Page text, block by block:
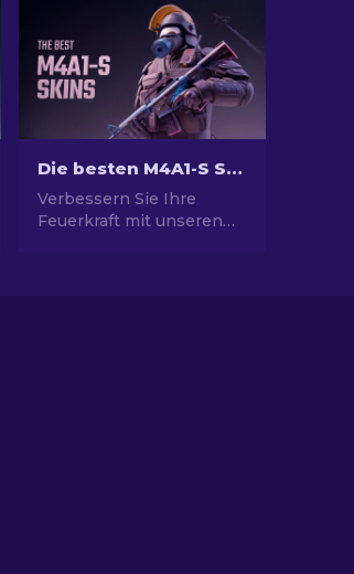
Die besten M4A1-S Skins in CS2 [2026]
Verbessern Sie Ihre
Feuerkraft mit unseren